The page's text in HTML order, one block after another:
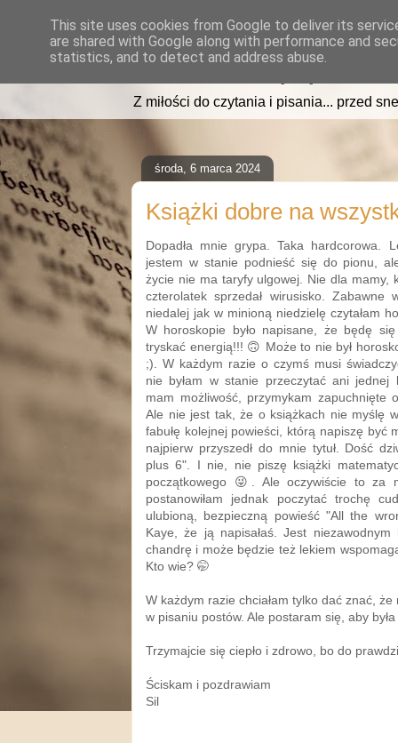
read2sleep.pl
Z miłości do czytania i pisania... przed
środa, 6 marca 2024
Książki dobre na
Dopadła mnie grypa. Taka hardcorowa.
jestem w stanie podnieść się do pionu,
życie nie ma taryfy ulgowej. Nie dla mamy,
czterolatek sprzedał wirusisko.
niedalej jak w minioną niedzielę czytałam
W horoskopie było napisane, że będę
tryskać energią!!! 🙃 Może to nie był
;). W każdym razie o czymś musi
nie byłam w stanie przeczytać ani jednej
mam możliwość, przymykam zapuchnięte
Ale nie jest tak, że o książkach nie myślę
fabułę kolejnej powieści, którą napiszę być
najpierw przyszedł do mnie tytuł. Dość
plus 6". I nie, nie piszę książki
początkowego 😜. Ale oczywiście to za
postanowiłam jednak poczytać trochę
ulubioną, bezpieczną powieść "All the
Kaye, że ją napisałaś. Jest
chandrę i może będzie też lekiem
Kto wie? 🤭
W każdym razie chciałam tylko dać znać,
w pisaniu postów. Ale postaram się, aby
Trzymajcie się ciepło i zdrowo, bo do
Ściskam i pozdrawiam
Sil
This site uses cookies from Google to deliver its
are shared with Google along with performance and
statistics, and to detect and address abuse.